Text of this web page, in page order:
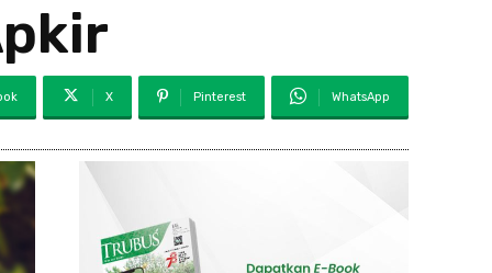
X Pinterest WhatsApp